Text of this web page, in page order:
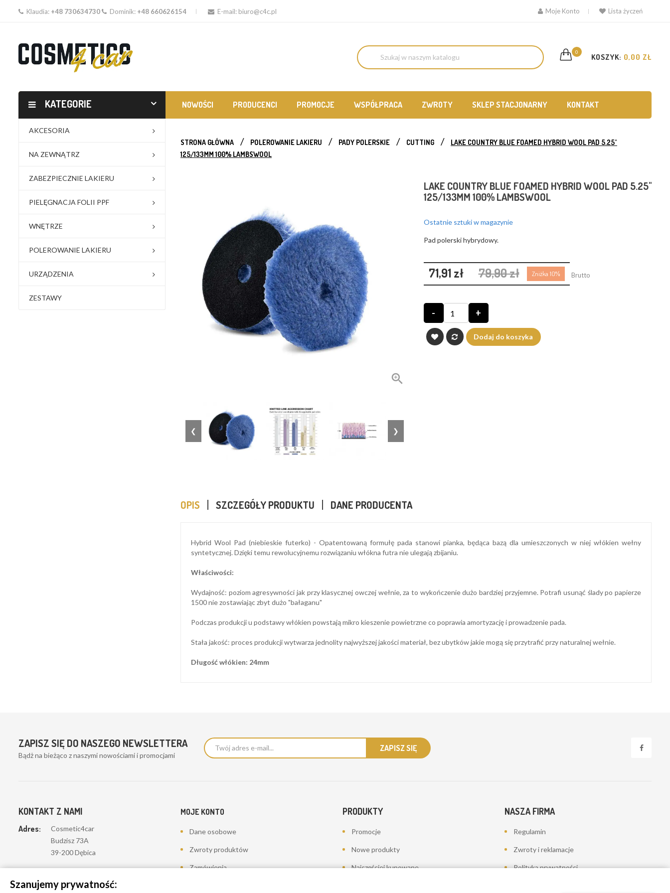
Klaudia: +48 730634730 Dominik: +48 660626154 E-mail: biuro@c4c.pl Moje Konto Lista życzeń
0
KOSZYK: 0,00 ZŁ
KATEGORIE NOWOŚCI PRODUCENCI PROMOCJE WSPÓŁPRACA ZWROTY SKLEP STACJONARNY KONTAKT
AKCESORIA
NA ZEWNĄTRZ
ZABEZPIECZNIE LAKIERU
PIELĘGNACJA FOLII PPF
WNĘTRZE
POLEROWANIE LAKIERU
URZĄDZENIA
ZESTAWY
STRONA GŁÓWNA POLEROWANIE LAKIERU PADY POLERSKIE CUTTING
LAKE COUNTRY BLUE FOAMED HYBRID WOOL PAD 5.25"
125/133MM 100% LAMBSWOOL

❮ ❯
LAKE COUNTRY BLUE FOAMED HYBRID WOOL PAD 5.25"
125/133MM 100% LAMBSWOOL
Ostatnie sztuki w magazynie
Pad polerski hybrydowy.
71,91 zł 79,90 zł Zniżka 10% Brutto
- +
Dodaj do koszyka
OPIS SZCZEGÓŁY PRODUKTU DANE PRODUCENTA
Hybrid Wool Pad (niebieskie futerko) - Opatentowaną formułę pada stanowi pianka, będąca bazą dla umieszczonych w niej włókien wełny
syntetycznej. Dzięki temu rewolucyjnemu rozwiązaniu włókna futra nie ulegają zbijaniu.
Właściwości:
Wydajność: poziom agresywności jak przy klasycznej owczej wełnie, za to wykończenie dużo bardziej przyjemne. Potrafi usunąć ślady po papierze
1500 nie zostawiając zbyt dużo "bałaganu"
Podczas produkcji u podstawy włókien powstają mikro kieszenie powietrzne co poprawia amortyzację i prowadzenie pada.
Stała jakość: proces produkcji wytwarza jednolity najwyższej jakości materiał, bez ubytków jakie mogą się przytrafić przy naturalnej wełnie.
Długość włókien: 24mm
ZAPISZ SIĘ DO NASZEGO NEWSLETTERA
Bądż na bieżąco z naszymi nowościami i promocjami
KONTAKT Z NAMI
Adres:
Cosmetic4car
Budzisz 73A
39-200 Dębica
MOJE KONTO
Dane osobowe
Zwroty produktów
Zamówienia
PRODUKTY
Promocje
Nowe produkty
Najczęściej kupowane
NASZA FIRMA
Regulamin
Zwroty i reklamacje
Polityka prywatności
Szanujemy prywatność: